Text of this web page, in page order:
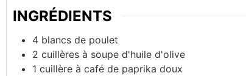
INGRÉDIENTS
4 blancs de poulet
2 cuillères à soupe d'huile d'olive
1 cuillère à café de paprika doux